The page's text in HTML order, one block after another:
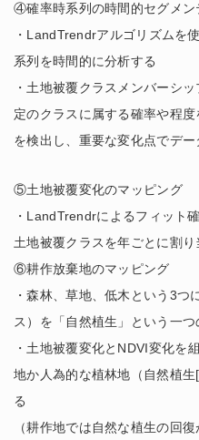
④確率時系列の時間的セグメン
・LandTrendrアルゴリズムを
系列を時間的に分析する
・土地被覆クラスメンバーシ
定のクラスに属する確率や程
を検出し、重要な変化点でデ
⑤土地被覆変化のマッピング
・LandTrendrによるフィット
土地被覆クラスを年ごとに割
⑥耕作放棄地のマッピング
・森林、草地、低木という3つ
ス）を「自然植生」という一
・土地被覆変化とNDVI変化を
地か人為的な植林地（自然植
る
（耕作地では自然な植生の回